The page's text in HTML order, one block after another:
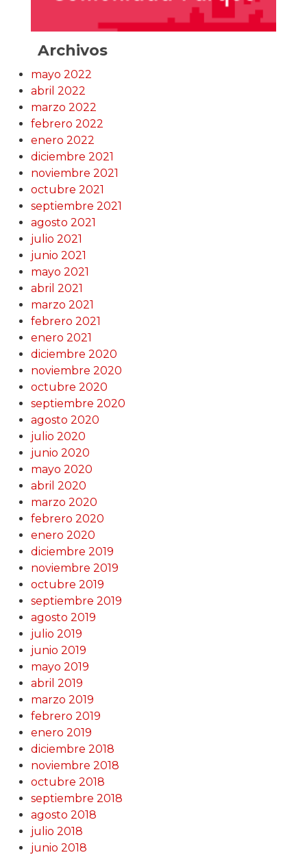
Archivos
mayo 2022
abril 2022
marzo 2022
febrero 2022
enero 2022
diciembre 2021
noviembre 2021
octubre 2021
septiembre 2021
agosto 2021
julio 2021
junio 2021
mayo 2021
abril 2021
marzo 2021
febrero 2021
enero 2021
diciembre 2020
noviembre 2020
octubre 2020
septiembre 2020
agosto 2020
julio 2020
junio 2020
mayo 2020
abril 2020
marzo 2020
febrero 2020
enero 2020
diciembre 2019
noviembre 2019
octubre 2019
septiembre 2019
agosto 2019
julio 2019
junio 2019
mayo 2019
abril 2019
marzo 2019
febrero 2019
enero 2019
diciembre 2018
noviembre 2018
octubre 2018
septiembre 2018
agosto 2018
julio 2018
junio 2018